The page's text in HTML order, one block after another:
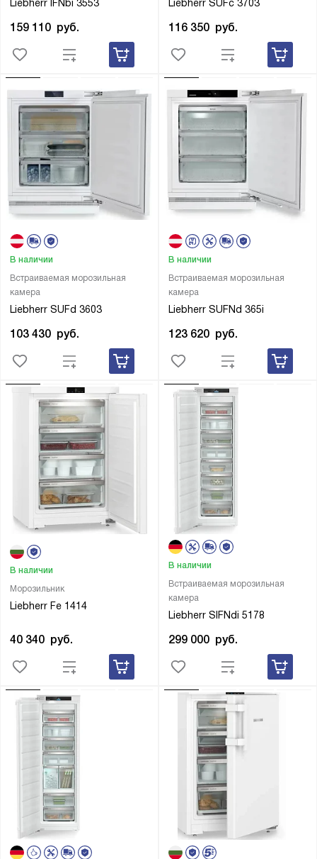
Liebherr IFNbi 3553
159 110 руб.
Liebherr SUFc 3703
116 350 руб.
Встраиваемая морозильная
камера
Liebherr SUFd 3603
В наличии
103 430 руб.
Встраиваемая морозильная
камера
Liebherr SUFNd 365i
В наличии
123 620 руб.
Морозильник
Liebherr Fe 1414
В наличии
40 340 руб.
Встраиваемая морозильная
камера
Liebherr SIFNdi 5178
В наличии
299 000 руб.